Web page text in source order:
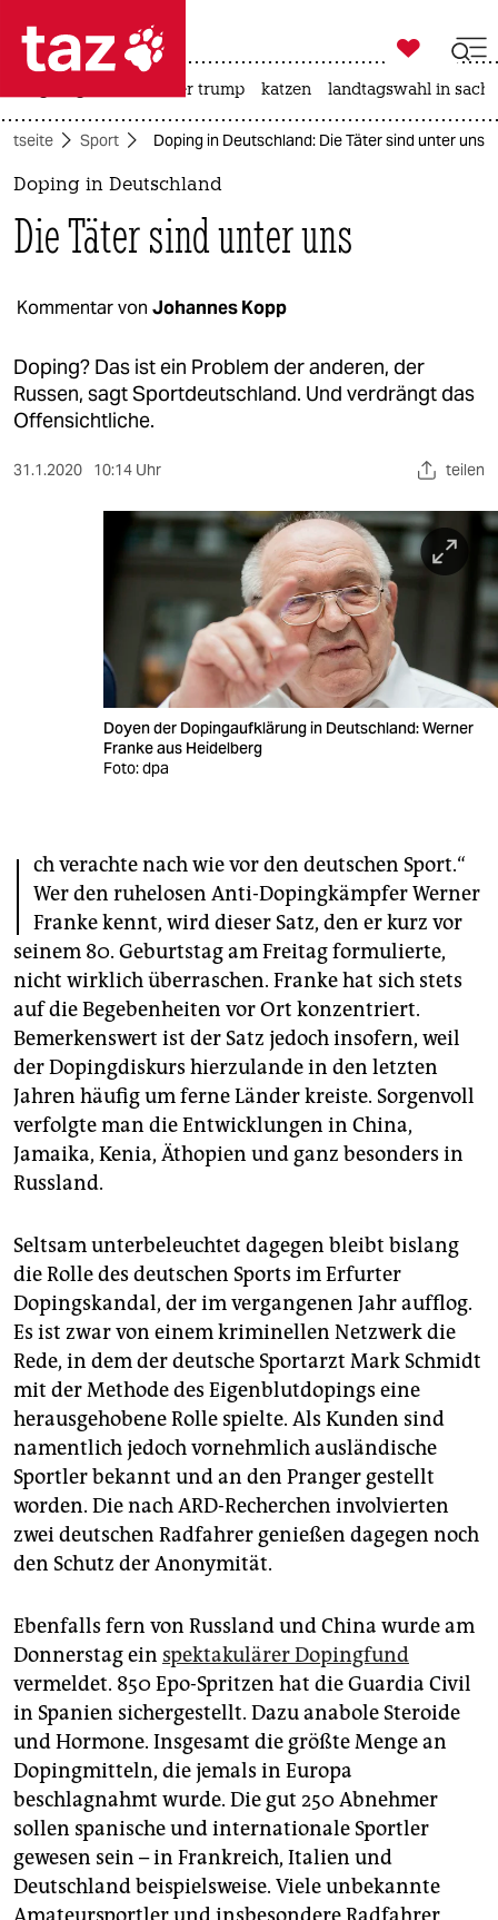
 taz zahl ich
taz zahl ich
themen
politik
öko
gesellschaft
kultur
veranstaltungen
unterstützen
abo
genossenschaft
epaper login

taz zahl ich
usa unter trump katzen landtagswahl in
Sport Doping in Deutschland: Die Täter sind unter uns
Doping in Deutschland
Die Täter sind unter uns
Kommentar von Johannes Kopp
Doping? Das ist ein Problem der anderen, der
Russen, sagt Sportdeutschland. Und verdrängt das
Offensichtliche.
31.1.2020 10:14 Uhr teilen
Doyen der Dopingaufklärung in Deutschland: Werner
Franke aus Heidelberg
Foto: dpa
I ch verachte nach wie vor den deutschen Sport.“
Wer den ruhelosen Anti-Dopingkämpfer Werner
Franke kennt, wird dieser Satz, den er kurz vor
seinem 80. Geburtstag am Freitag formulierte,
nicht wirklich überraschen. Franke hat sich stets
auf die Begebenheiten vor Ort konzentriert.
Bemerkenswert ist der Satz jedoch insofern, weil
der Dopingdiskurs hierzulande in den letzten
Jahren häufig um ferne Länder kreiste. Sorgenvoll
verfolgte man die Entwicklungen in China,
Jamaika, Kenia, Äthopien und ganz besonders in
Russland.
Seltsam unterbeleuchtet dagegen bleibt bislang
die Rolle des deutschen Sports im Erfurter
Dopingskandal, der im vergangenen Jahr aufflog.
Es ist zwar von einem kriminellen Netzwerk die
Rede, in dem der deutsche Sportarzt Mark Schmidt
mit der Methode des Eigenblutdopings eine
herausgehobene Rolle spielte. Als Kunden sind
namentlich jedoch vornehmlich ausländische
Sportler bekannt und an den Pranger gestellt
worden. Die nach ARD-Recherchen involvierten
zwei deutschen Radfahrer genießen dagegen noch
den Schutz der Anonymität.
Ebenfalls fern von Russland und China wurde am
Donnerstag ein spektakulärer Dopingfund
vermeldet. 850 Epo-Spritzen hat die Guardia Civil
in Spanien sichergestellt. Dazu anabole Steroide
und Hormone. Insgesamt die größte Menge an
Dopingmitteln, die jemals in Europa
beschlagnahmt wurde. Die gut 250 Abnehmer
sollen spanische und internationale Sportler
gewesen sein – in Frankreich, Italien und
Deutschland beispielsweise. Viele unbekannte